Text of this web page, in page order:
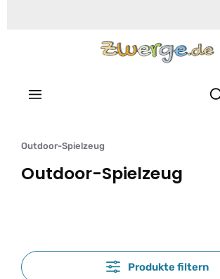
Outdoor-Spielzeug
Outdoor-Spielzeug
Produkte filtern